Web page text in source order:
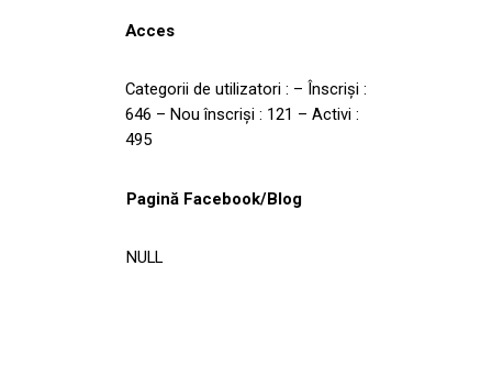
Acces
Categorii de utilizatori : – Înscrişi :
646 – Nou înscrişi : 121 – Activi :
495
Pagină Facebook/Blog
NULL